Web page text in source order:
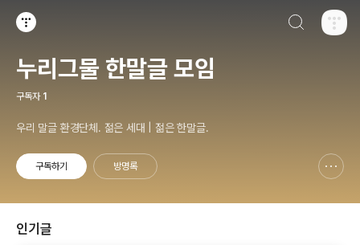
누리그물 한말글 모임
구독자 1
우리 말글 환경단체. 젊은 세대 | 젊은 한말글.
구독하기 방명록
인기글